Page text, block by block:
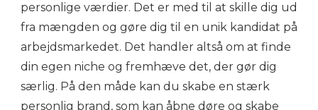
personlige værdier. Det er med til at skille dig ud
fra mængden og gøre dig til en unik kandidat på
arbejdsmarkedet. Det handler altså om at finde
din egen niche og fremhæve det, der gør dig
særlig. På den måde kan du skabe en stærk
personlig brand, som kan åbne døre og skabe